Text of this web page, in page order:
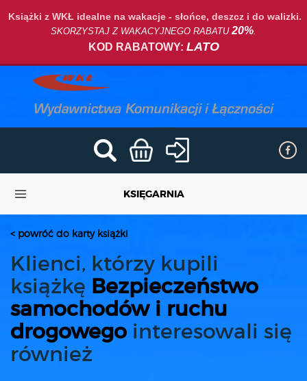
Książki z WKŁ idealne na wakacje - słońce, deszcz i do walizki.
SKORZYSTAJ Z WAKACYJNEGO RABATU20%.
KOD RABATOWY: LATO
KSIĘGARNIA
< powróć do karty książki
Klienci, którzy kupili
książkę Bezpieczeństwo
samochodów i ruchu
drogowego interesowali się
również